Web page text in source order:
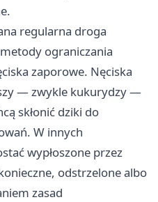
regularna droga
ograniczania
zaporowe. Nęciska
— zwykle kukurydzy —
skłonić dziki do
W innych
wypłoszone przez
odstrzelone albo
zasad